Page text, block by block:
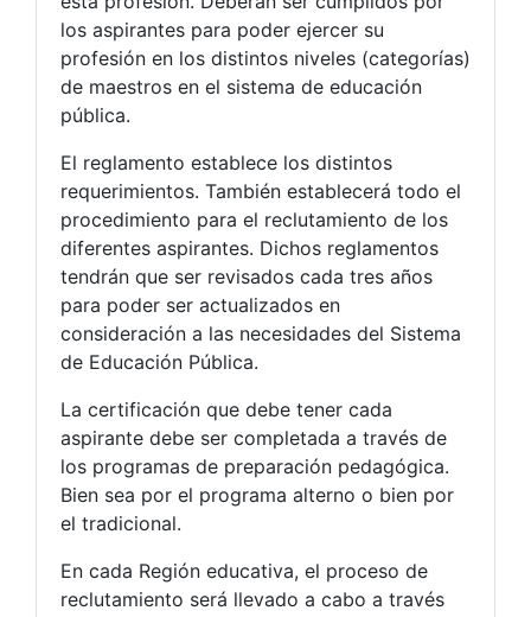
los aspirantes para poder ejercer su
profesión en los distintos niveles (categorías)
de maestros en el sistema de educación
pública.
El reglamento establece los distintos
requerimientos. También establecerá todo el
procedimiento para el reclutamiento de los
diferentes aspirantes. Dichos reglamentos
tendrán que ser revisados cada tres años
para poder ser actualizados en
consideración a las necesidades del Sistema
de Educación Pública.
La certificación que debe tener cada
aspirante debe ser completada a través de
los programas de preparación pedagógica.
Bien sea por el programa alterno o bien por
el tradicional.
En cada Región educativa, el proceso de
reclutamiento será llevado a cabo a través